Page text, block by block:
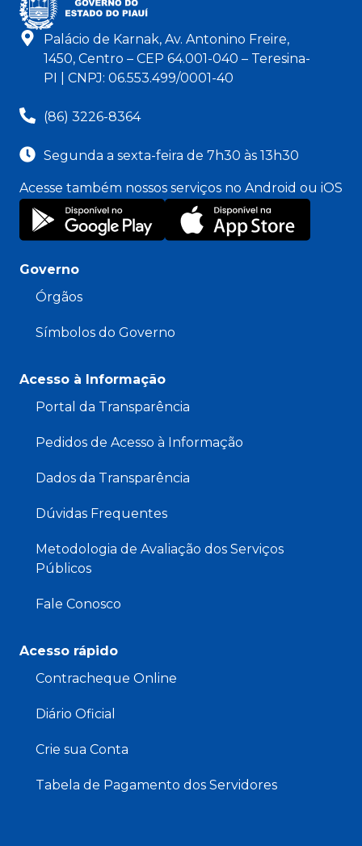
Palácio de Karnak, Av. Antonino Freire,
1450, Centro – CEP 64.001-040 – Teresina-
PI | CNPJ: 06.553.499/0001-40
(86) 3226-8364
Segunda a sexta-feira de 7h30 às 13h30
Acesse também nossos serviços no Android ou iOS
Governo
Órgãos
Símbolos do Governo
Acesso à Informação
Portal da Transparência
Pedidos de Acesso à Informação
Dados da Transparência
Dúvidas Frequentes
Metodologia de Avaliação dos Serviços
Públicos
Fale Conosco
Acesso rápido
Contracheque Online
Diário Oficial
Crie sua Conta
Tabela de Pagamento dos Servidores